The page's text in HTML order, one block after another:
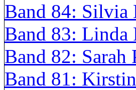
Band 84: Silvia
Band 83: Linda
Band 82: Sarah
Band 81: